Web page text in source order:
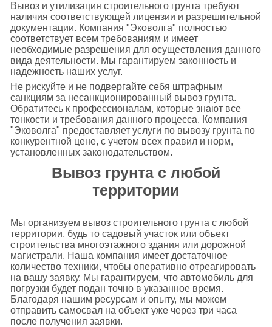
Вывоз и утилизация строительного грунта требуют
наличия соответствующей лицензии и разрешительной
документации. Компания "Эковолга" полностью
соответствует всем требованиям и имеет
необходимые разрешения для осуществления данного
вида деятельности. Мы гарантируем законность и
надежность наших услуг.
Не рискуйте и не подвергайте себя штрафным
санкциям за несанкционированный вывоз грунта.
Обратитесь к профессионалам, которые знают все
тонкости и требования данного процесса. Компания
"Эковолга" предоставляет услуги по вывозу грунта по
конкурентной цене, с учетом всех правил и норм,
установленных законодательством.
Вывоз грунта с любой
территории
Мы организуем вывоз строительного грунта с любой
территории, будь то садовый участок или объект
строительства многоэтажного здания или дорожной
магистрали. Наша компания имеет достаточное
количество техники, чтобы оперативно отреагировать
на вашу заявку. Мы гарантируем, что автомобиль для
погрузки будет подан точно в указанное время.
Благодаря нашим ресурсам и опыту, мы можем
отправить самосвал на объект уже через три часа
после получения заявки.